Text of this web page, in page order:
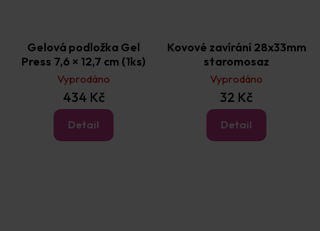
Gelová podložka Gel
Press 7,6 × 12,7 cm (1ks)
Vyprodáno
434 Kč
Detail
Kovové zavírání 28x33mm
staromosaz
Vyprodáno
32 Kč
Detail